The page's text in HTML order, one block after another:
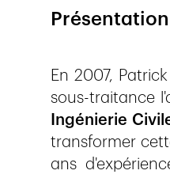
En 2007,
sous-traitance
Ingénierie
transformer
ans